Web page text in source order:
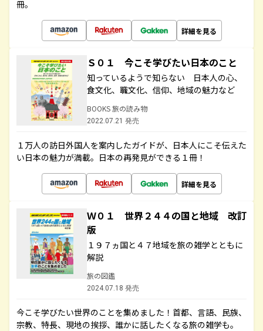
冊。
詳細を見る
Ｓ０１ 今こそ学びたい日本のこと
知っているようで知らない 日本人の心、
食文化、職文化、信仰、地域の魅力など
BOOKS 旅の読み物
2022.07.21 発売
１万人の訪日外国人を案内したガイドが、日本人にこそ伝えた
い日本の魅力が満載。日本の再発見ができる１冊！
詳細を見る
Ｗ０１ 世界２４４の国と地域 改訂
版
１９７ヵ国と４７地域を旅の雑学とともに
解説
旅の図鑑
2024.07.18 発売
今こそ学びたい世界のことを集めました！首都、言語、民族、
宗教、特長、現地の挨拶、誰かに話したくなる旅の雑学も。